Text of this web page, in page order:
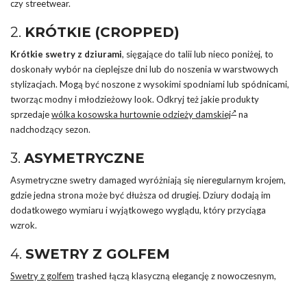
czy streetwear.
2. KRÓTKIE (CROPPED)
Krótkie swetry z dziurami, sięgające do talii lub nieco poniżej, to
doskonały wybór na cieplejsze dni lub do noszenia w warstwowych
stylizacjach. Mogą być noszone z wysokimi spodniami lub spódnicami,
tworząc modny i młodzieżowy look. Odkryj też jakie produkty
sprzedajewólka kosowska hurtownie odzieży damskiej
na
nadchodzący sezon.
3. ASYMETRYCZNE
Asymetryczne swetry damaged wyróżniają się nieregularnym krojem,
gdzie jedna strona może być dłuższa od drugiej. Dziury dodają im
dodatkowego wymiaru i wyjątkowego wyglądu, który przyciąga
wzrok.
4. SWETRY Z GOLFEM
Swetry z golfem trashed łączą klasyczną elegancję z nowoczesnym,